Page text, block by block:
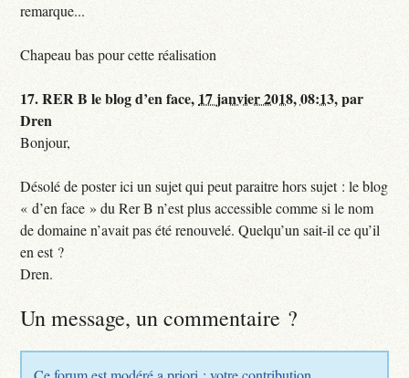
remarque...
Chapeau bas pour cette réalisation
17.RER B le blog d’en face, 17 janvier 2018, 08:13,par
Dren
Bonjour,
Désolé de poster ici un sujet qui peut paraitre hors sujet : le blog
« d’en face » du Rer B n’est plus accessible comme si le nom
de domaine n’avait pas été renouvelé. Quelqu’un sait-il ce qu’il
en est ?
Dren.
Un message, un commentaire ?